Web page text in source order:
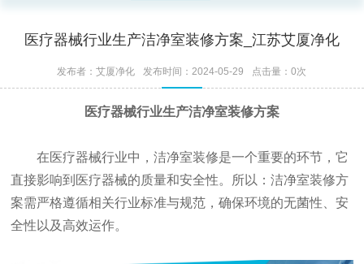
医疗器械行业生产洁净室装修方案_江苏艾厦净化
发布者：艾厦净化 发布时间：2024-05-29 点击量：0次
医疗器械行业生产洁净室装修方案
在医疗器械行业中，洁净室装修是一个重要的环节，它
直接影响到医疗器械的质量和安全性。所以：洁净室装修方
案需严格遵循相关行业标准与规范，确保环境的无菌性、安
全性以及高效运作。